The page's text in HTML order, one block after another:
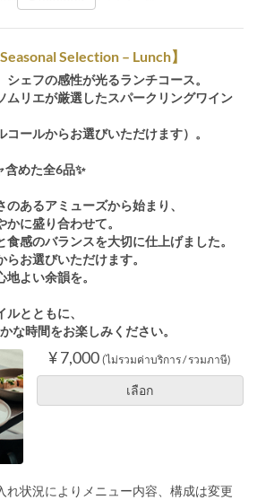
Selection – Lunch】
ェフの感性が光るランチコース。
ムリエが厳選したスパークリングワイン
コールからお選びいただけます）。
含めた全6品✨
あるアミューズから始まり、
に盛り合わせて。
感のバランスを大切に仕上げました。
お選びいただけます。
よい余韻を。
とともに、
な時間をお楽しみください。
¥ 7,000 (ไม่รวมค่าบริการ / รวมภาษี)
เลือก
れ状況によりメニュー内容、構成は変更